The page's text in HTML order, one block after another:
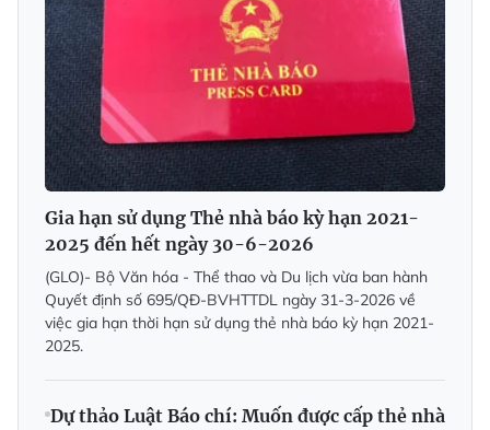
Gia hạn sử dụng Thẻ nhà báo kỳ hạn 2021-
2025 đến hết ngày 30-6-2026
(GLO)- Bộ Văn hóa - Thể thao và Du lịch vừa ban hành
Quyết định số 695/QĐ-BVHTTDL ngày 31-3-2026 về
việc gia hạn thời hạn sử dụng thẻ nhà báo kỳ hạn 2021-
2025.
Dự thảo Luật Báo chí: Muốn được cấp thẻ nhà